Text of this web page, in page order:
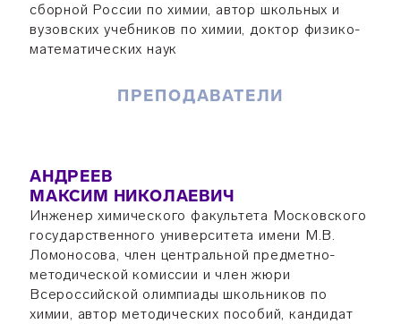
сборной России по химии, автор школьных и
вузовских учебников по химии, доктор физико-
математических наук
ПРЕПОДАВАТЕЛИ
АНДРЕЕВ
МАКСИМ НИКОЛАЕВИЧ
Инженер химического факультета Московского
государственного университета имени М.В.
Ломоносова, член центральной предметно-
методической комиссии и член жюри
Всероссийской олимпиады школьников по
химии, автор методических пособий, кандидат